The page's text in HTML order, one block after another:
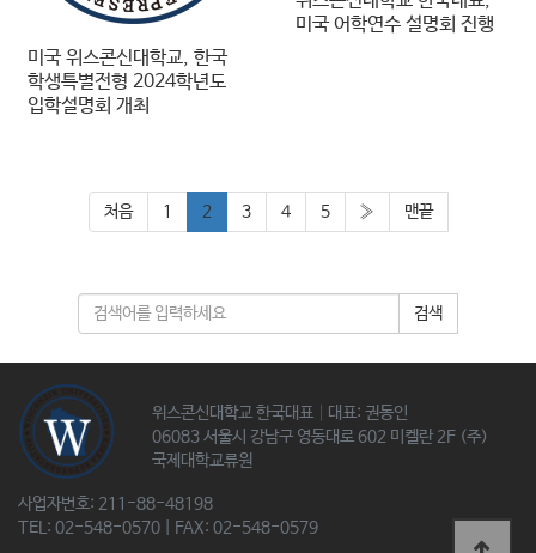
미국 위스콘신대학교, 한국
학생특별전형 2024학년도
입학설명회 개최
미국 어학연수 설명회 진행
처음 1 2 3 4 5 » 맨끝
검색
위스콘신대학교 한국대표│대표: 권동인
06083 서울시 강남구 영동대로 602 미켈란 2F (주)
국제대학교류원
사업자번호: 211-88-48198
TEL: 02-548-0570 | FAX: 02-548-0579